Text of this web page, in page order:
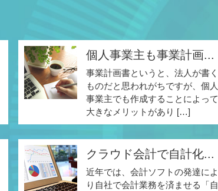
個人事業主も事業計画...
事業計画書というと、法人が書く
ものだと思われがちですが、個人
事業主でも作成することによって
大きなメリットがあり […]
クラウド会計で自計化...
近年では、会計ソフトの発達によ
り自社で会計業務を済ませる「自